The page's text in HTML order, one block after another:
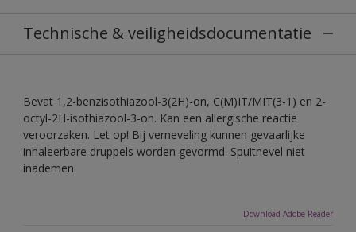
Technische & veiligheidsdocumentatie
Bevat 1,2-benzisothiazool-3(2H)-on, C(M)IT/MIT(3-1) en 2-
octyl-2H-isothiazool-3-on. Kan een allergische reactie
veroorzaken. Let op! Bij verneveling kunnen gevaarlijke
inhaleerbare druppels worden gevormd. Spuitnevel niet
inademen.
Download Adobe Reader